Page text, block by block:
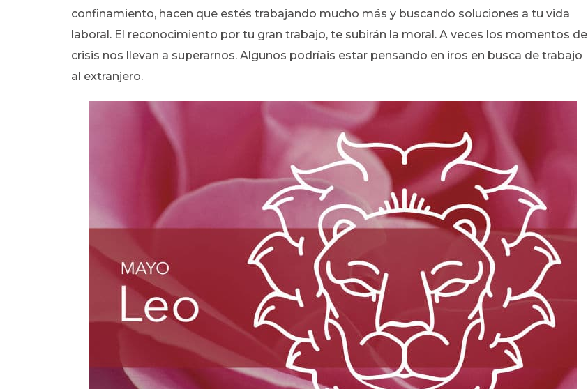
confinamiento, hacen que estés trabajando mucho más y buscando soluciones a tu vida
laboral. El reconocimiento por tu gran trabajo, te subirán la moral. A veces los momentos de
crisis nos llevan a superarnos. Algunos podríais estar pensando en iros en busca de trabajo
al extranjero.